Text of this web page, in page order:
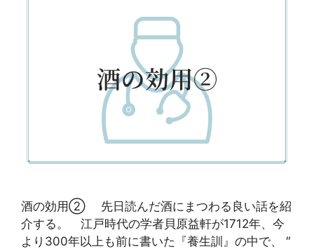
酒の効用② 先日読んだ酒にまつわる良い話を紹
介する。 江戸時代の学者貝原益軒が1712年、今
より300年以上も前に書いた『養生訓』の中で、 ″